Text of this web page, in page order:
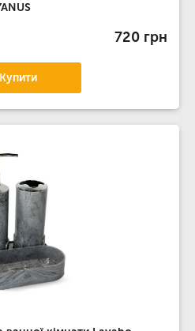
720 грн
Купити